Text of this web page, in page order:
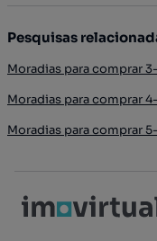
Pesquisas
Moradias para comprar
Moradias para comprar
Moradias para comprar